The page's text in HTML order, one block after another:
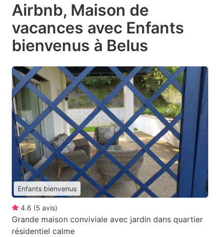
Airbnb, Maison de
vacances avec Enfants
bienvenus à Belus
Enfants bienvenus
4.6 (5 avis)
Grande maison conviviale avec jardin dans quartier
résidentiel calme